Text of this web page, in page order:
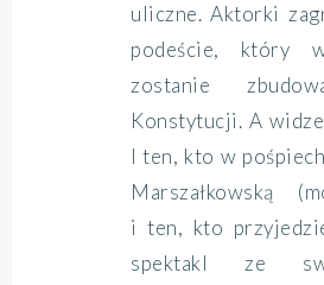
uliczne. Aktorki
podeście, który
zostanie
Konstytucji. A
I ten, kto w
Marszałkowską
i ten, kto
spektakl ze